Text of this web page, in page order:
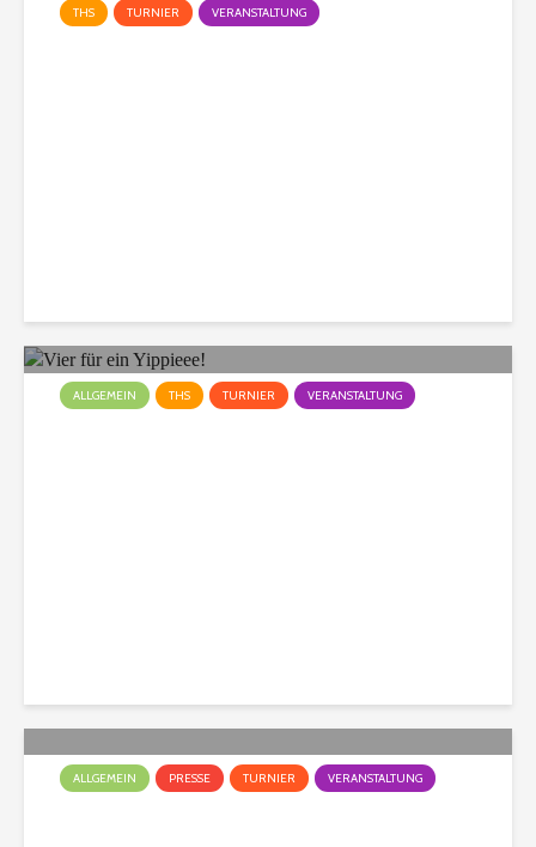
THS TURNIER VERANSTALTUNG
ALLGEMEIN THS TURNIER VERANSTALTUNG
ALLGEMEIN PRESSE TURNIER VERANSTALTUNG